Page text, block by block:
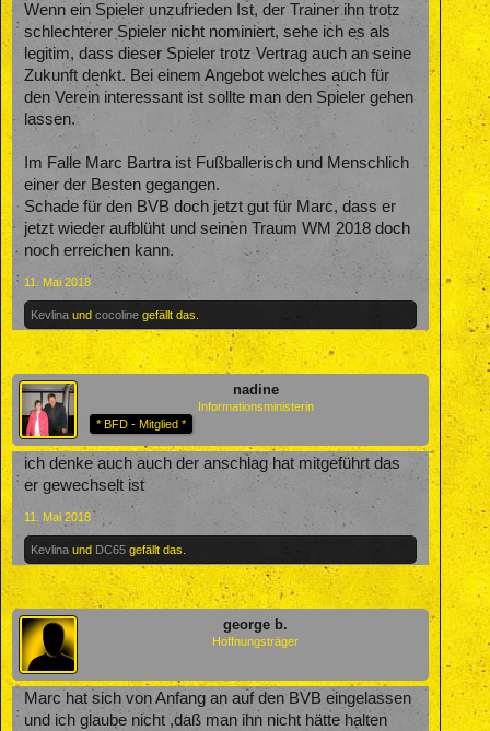
Wenn ein Spieler unzufrieden Ist, der Trainer ihn trotz
schlechterer Spieler nicht nominiert, sehe ich es als
legitim, dass dieser Spieler trotz Vertrag auch an seine
Zukunft denkt. Bei einem Angebot welches auch für
den Verein interessant ist sollte man den Spieler gehen
lassen.
Im Falle Marc Bartra ist Fußballerisch und Menschlich
einer der Besten gegangen.
Schade für den BVB doch jetzt gut für Marc, dass er
jetzt wieder aufblüht und seinen Traum WM 2018 doch
noch erreichen kann.
11. Mai 2018
Kevlina und cocoline gefällt das.
nadine
Informationsministerin
* BFD - Mitglied *
ich denke auch auch der anschlag hat mitgeführt das
er gewechselt ist
11. Mai 2018
Kevlina und DC65 gefällt das.
george b.
Hoffnungsträger
Marc hat sich von Anfang an auf den BVB eingelassen
und ich glaube nicht ,daß man ihn nicht hätte halten